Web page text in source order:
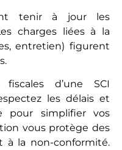
tenir à jour les
charges liées à la
entretien) figurent
d’une SCI
les délais et
pour simplifier vos
vous protège des
à la non-conformité.